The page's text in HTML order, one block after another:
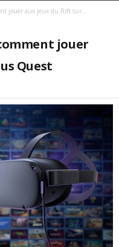
jouer aux jeux du Rift sur...
jouer
Quest